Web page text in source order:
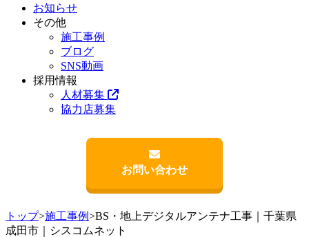
お知らせ
その他
施工事例
ブログ
SNS動画
採用情報
人材募集
協力店募集
お問い合わせ
トップ>施工事例>BS・地上デジタルアンテナ工事｜千葉県
成田市｜シスコムネット